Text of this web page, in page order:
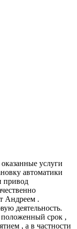
услуги
автоматики
привод
Андреем .
деятельность.
положенный срок ,
, а в частности